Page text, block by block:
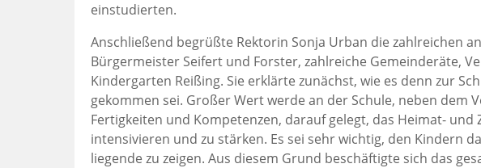
einstudierten.
Anschließend begrüßte Rektorin Sonja Urban die zahlreichen
Bürgermeister Seifert und Forster, zahlreiche Gemeinderäte,
Kindergarten Reißing. Sie erklärte zunächst, wie es denn zur
gekommen sei. Großer Wert werde an der Schule, neben dem
Fertigkeiten und Kompetenzen, darauf gelegt, das Heimat- und
intensivieren und zu stärken. Es sei sehr wichtig, den Kindern
liegende zu zeigen. Aus diesem Grund beschäftigte sich das